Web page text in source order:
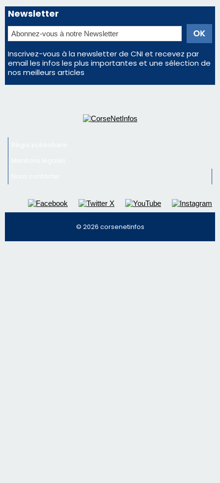
La gendarmerie alerte les restaurateurs corses
face à une nouvelle escroquerie au faux vendeur de
vin
En Corse, un début de saison marqué par une
consommation en recul dans les restaurants
Deux jeunes Ajacciens sur la voie de la médecine